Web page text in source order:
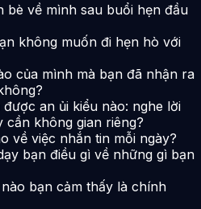
bè về mình sau buổi hẹn đầu
không muốn đi hẹn hò với
của mình mà bạn đã nhận ra
an ủi kiểu nào: nghe lời
cần không gian riêng?
về việc nhắn tin mỗi ngày?
bạn điều gì về những gì bạn
bạn cảm thấy là chính